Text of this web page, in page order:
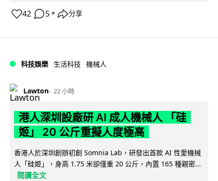
42 5 ↗ 分享
科技娛樂 生活科技 機械人
Lawton 22 小時
港人深圳設廠研 AI 成人機械人 「硅
姬」 20 公斤重擬人度極高
香港人於深圳創辦初創 Somnia Lab，研發出首款 AI 性愛機械
人「硅姬」，身高 1.75 米卻僅重 20 公斤，內置 165 種親密...
閱讀全文